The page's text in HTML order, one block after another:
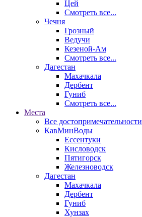
Цей
Смотреть все...
Чечня
Грозный
Ведучи
Кезеной-Ам
Смотреть все...
Дагестан
Махачкала
Дербент
Гуниб
Смотреть все...
Места
Все достопримечательности
КавМинВоды
Ессентуки
Кисловодск
Пятигорск
Железноводск
Дагестан
Махачкала
Дербент
Гуниб
Хунзах